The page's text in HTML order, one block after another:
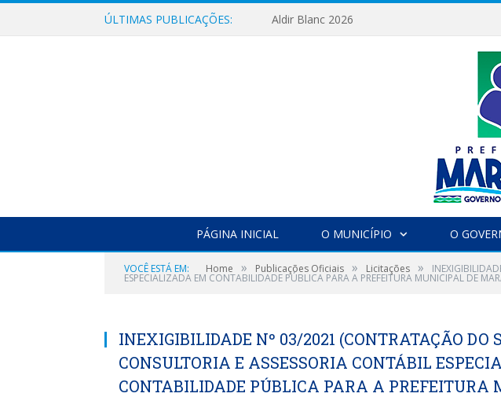
ÚLTIMAS PUBLICAÇÕES: Aldir Blanc 2026
PÁGINA INICIAL O MUNICÍPIO O
VOCÊ ESTÁ EM: Home » Publicações Oficiais » Licitações »
ESPECIALIZADA EM CONTABILIDADE PÚBLICA PARA A PREFEITURA MUNICIPAL DE
INEXIGIBILIDADE Nº 03/2021 (CONTRATAÇÃO DO
CONSULTORIA E ASSESSORIA CONTÁBIL
CONTABILIDADE PÚBLICA PARA A PREFEITURA